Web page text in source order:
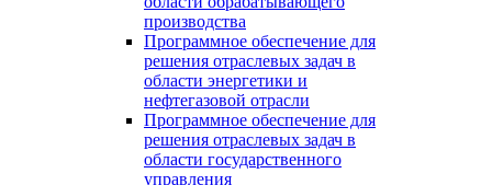
производства
Программное обеспечение для
решения отраслевых задач в
области энергетики и
нефтегазовой отрасли
Программное обеспечение для
решения отраслевых задач в
области государственного
управления